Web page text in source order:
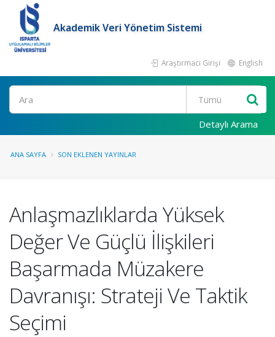
Akademik Veri Yönetim Sistemi
Araştırmacı Girişi English
Ara
Detaylı Arama
ANA SAYFA SON EKLENEN YAYINLAR
Anlaşmazlıklarda Yüksek
Değer Ve Güçlü İlişkileri
Başarmada Müzakere
Davranışı: Strateji Ve Taktik
Seçimi